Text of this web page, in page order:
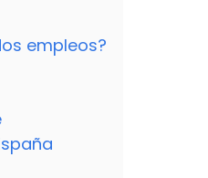
empleos?